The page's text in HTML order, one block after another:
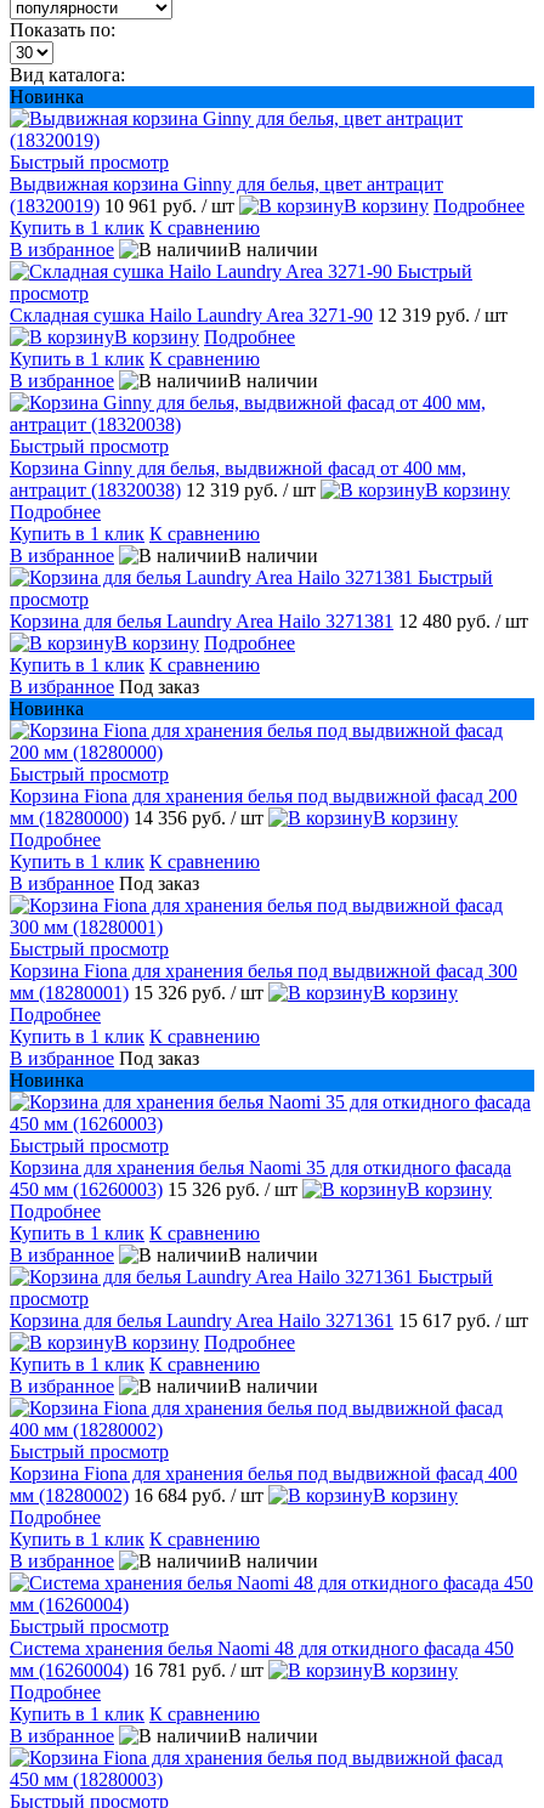
Показать по:
Вид каталога:
Новинка
Быстрый просмотр
Выдвижная корзина Ginny для белья, цвет антрацит
(18320019) 10 961 руб. / шт В корзину Подробнее
Купить в 1 клик К сравнению
В избранное
В наличии
Быстрый
просмотр
Складная сушка Hailo Laundry Area 3271-90 12 319 руб. / шт
В корзину Подробнее
Купить в 1 клик К сравнению
В избранное
В наличии
Быстрый просмотр
Корзина Ginny для белья, выдвижной фасад от 400 мм,
антрацит (18320038) 12 319 руб. / шт
В корзину
Подробнее
Купить в 1 клик К сравнению
В избранное
В наличии
Быстрый
просмотр
Корзина для белья Laundry Area Hailo 3271381 12 480 руб. / шт
В корзину Подробнее
Купить в 1 клик К сравнению
В избранное Под заказ
Новинка
Быстрый просмотр
Корзина Fiona для хранения белья под выдвижной фасад 200
мм (18280000) 14 356 руб. / шт
В корзину
Подробнее
Купить в 1 клик К сравнению
В избранное Под заказ
Быстрый просмотр
Корзина Fiona для хранения белья под выдвижной фасад 300
мм (18280001) 15 326 руб. / шт
В корзину
Подробнее
Купить в 1 клик К сравнению
В избранное Под заказ
Новинка
Быстрый просмотр
Корзина для хранения белья Naomi 35 для откидного фасада
450 мм (16260003) 15 326 руб. / шт
В корзину
Подробнее
Купить в 1 клик К сравнению
В избранное
В наличии
Быстрый
просмотр
Корзина для белья Laundry Area Hailo 3271361 15 617 руб. / шт
В корзину Подробнее
Купить в 1 клик К сравнению
В избранное
В наличии
Быстрый просмотр
Корзина Fiona для хранения белья под выдвижной фасад 400
мм (18280002) 16 684 руб. / шт
В корзину
Подробнее
Купить в 1 клик К сравнению
В избранное
В наличии
Быстрый просмотр
Система хранения белья Naomi 48 для откидного фасада 450
мм (16260004) 16 781 руб. / шт
В корзину
Подробнее
Купить в 1 клик К сравнению
В избранное
В наличии
Быстрый просмотр